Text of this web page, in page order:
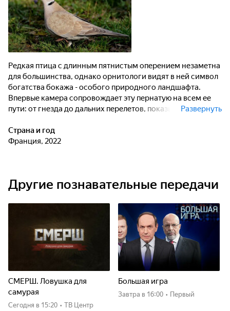
Редкая птица с длинным пятнистым оперением незаметна
для большинства, однако орнитологи видят в ней символ
богатства бокажа - особого природного ландшафта.
Впервые камера сопровождает эту пернатую на всем ее
пути: от гнезда до дальних перелетов, показывая, какие
Развернуть
Страна и год
Франция, 2022
Другие познавательные передачи
СМЕРШ. Ловушка для
самурая
Сегодня в 15:20 • ТВ Центр
Большая игра
Завтра в 16:00 • Первый